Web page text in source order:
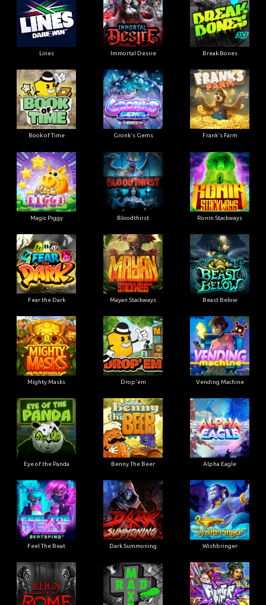
Lines Immortal Desire Break Bones
Book of Time Gronk's Gems Frank's Farm
Magic Piggy Bloodthirst Ronin Stackways
Fear the Dark Mayan Stackways Beast Below
Mighty Masks Drop'em Vending Machine
Eye of the Panda Benny The Beer Alpha Eagle
Feel The Beat Dark Summoning Wishbringer